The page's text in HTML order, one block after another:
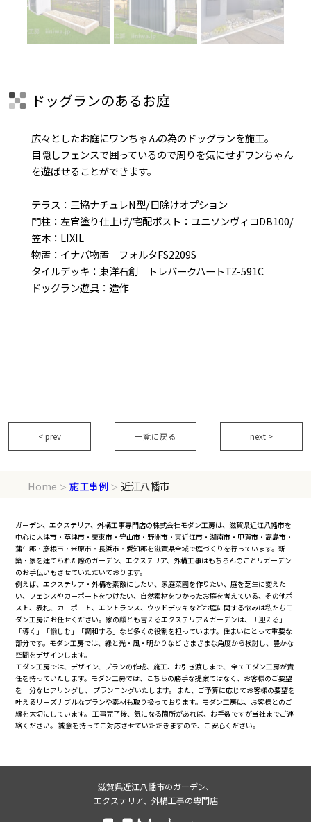
ドッグランのあるお庭
広々としたお庭にワンちゃんの為のドッグランを施工。
目隠しフェンスで囲っているので周りを気にせずワンちゃん
を遊ばせることができます。
テラス：三協ナチュレN型/日除けオプション
門柱：左官塗り仕上げ/宅配ポスト：ユニソンヴィコDB100/
笠木：LIXIL
物置：イナバ物置 フォルタFS2209S
タイルデッキ：東洋石創 トレバークハートTZ-591C
ドッグラン遊具：造作
next >
< prev 一覧に戻る
Home ＞ 施工事例 ＞ 近江八幡市
ガーデン、エクステリア、外構工事専門店の株式会社モダン工房は、滋賀県近江八幡市を
中心に大津市・草津市・栗東市・守山市・野洲市・東近江市・湖南市・甲賀市・高島市・
蒲生郡・彦根市・米原市・長浜市・愛知郡を滋賀県全域で庭づくりを行っています。新
築・家を建てられた際のガーデン、エクステリア、外構工事はもちろんのことリガーデン
のお手伝いもさせていただいております。
例えば、エクステリア・外構を素敵にしたい、家庭菜園を作りたい、庭を芝生に変えた
い、フェンスやカーポートをつけたい、自然素材をつかったお庭を考えている、その他ポ
スト、表札、カーポート、エントランス、ウッドデッキなどお庭に関する悩みは私たちモ
ダン工房にお任せください。家の顔とも言えるエクステリア＆ガーデンは、「迎える」
「導く」「愉しむ」「調和する」など多くの役割を担っています。住まいにとって重要な
部分です。モダン工房では、緑と光・風・明かりなど さまざまな角度から検討し、豊かな
空間をデザインします。
モダン工房では、デザイン、プランの作成、施工、お引き渡しまで、 全てモダン工房が責
任を持っていたします。モダン工房では、こちらの勝手な提案ではなく、お客様のご要望
を十分なヒアリングし、 プランニングいたします。 また、ご予算に応じてお客様の要望を
叶えるリーズナブルなプランや素材も取り扱っております。モダン工房は、お客様とのご
縁を大切にしています。 工事完了後、気になる箇所があれば、お手数ですが当社までご連
絡ください。 誠意を持ってご対応させていただきますので、ご安心ください。
滋賀県近江八幡市のガーデン、
エクステリア、外構工事の専門店